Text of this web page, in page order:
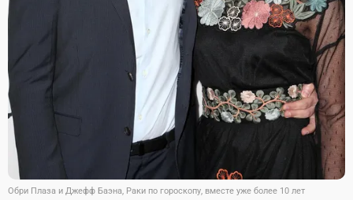
Обри Плаза и Джефф Баэна, Раки по гороскопу, вместе уже более 10 лет